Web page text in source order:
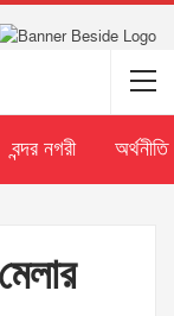
বন্দর নগরী অর্থনীতি